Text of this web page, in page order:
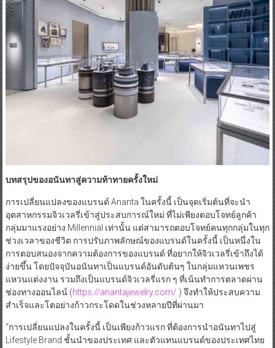
บทสรุปของอนันทาสู่ความท้าทายครั้งใหม่
การเปลี่ยนแปลงของแบรนด์ Ananta ในครั้งนี้ เป็นจุดเริ่มต้นที่จะนำ
อุตสาหกรรมจิวเวลรี่เข้าสู่ประสบการณ์ใหม่ ที่ไม่เพียงตอบโจทย์ลูกค้า
กลุ่มมาแรงอย่าง Millennial เท่านั้น แต่สามารถตอบโจทย์คนทุกกลุ่มในทุก
ช่วงเวลาของชีวิต การปรับภาพลักษณ์ของแบรนด์ในครั้งนี้ เป็นหนึ่งใน
การตอบสนองจากความต้องการของแบรนด์ ที่อยากให้จิวเวลรี่เข้าถึงได้
ง่ายขึ้น โดยปัจจุบันอนันทาเป็นแบรนด์อันดับต้นๆ ในกลุ่มแหวนเพชร
แหวนแต่งงาน รวมถึงเป็นแบรนด์จิวเวลรี่แรก ๆ ที่เน้นทำการตลาดผ่าน
ช่องทางออนไลน์ (https://anantajewelry.com/ ) จึงทำให้ประสบความ
สำเร็จและโตอย่างก้าวกระโดดในช่วงหลายปีที่ผ่านมา
“การเปลี่ยนแปลงในครั้งนี้ เป็นเพียงก้าวแรก ที่ต้องการนำอนันทาไปสู่
Lifestyle Brand ชั้นนำของประเทศ และตัวแทนแบรนด์ของประเทศไทย